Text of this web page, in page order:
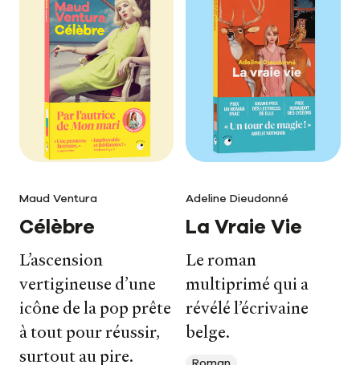
Maud Ventura
Célèbre
L’ascension
vertigineuse d’une
icône de la pop prête
à tout pour réussir,
surtout au pire.
Adeline Dieudonné
La Vraie Vie
Le roman
multiprimé qui a
révélé l’écrivaine
belge.